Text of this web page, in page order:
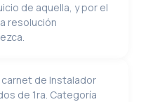
de aquella, y por el
resolución
de Instalador
de 1ra. Categoría